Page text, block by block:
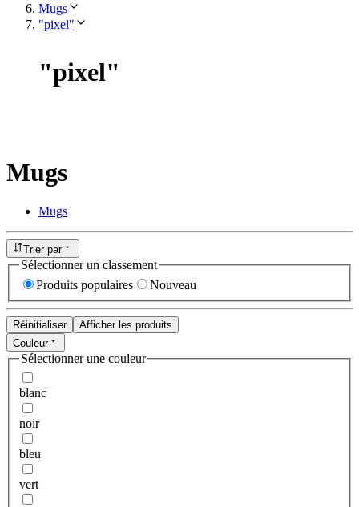
Mugs
"pixel"
"pixel"
Mugs
Mugs
Trier par
Sélectionner un classement
Produits populaires
Nouveau
Réinitialiser
Afficher les produits
Couleur
Sélectionner une couleur
blanc
noir
bleu
vert